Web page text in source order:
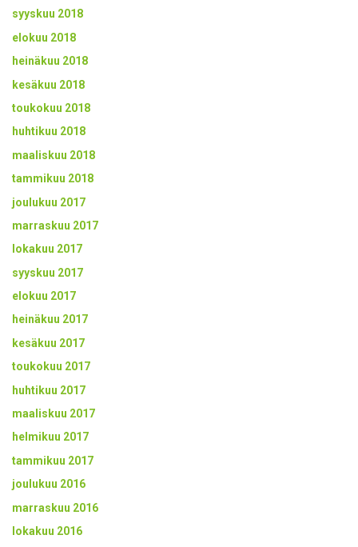
syyskuu 2018
elokuu 2018
heinäkuu 2018
kesäkuu 2018
toukokuu 2018
huhtikuu 2018
maaliskuu 2018
tammikuu 2018
joulukuu 2017
marraskuu 2017
lokakuu 2017
syyskuu 2017
elokuu 2017
heinäkuu 2017
kesäkuu 2017
toukokuu 2017
huhtikuu 2017
maaliskuu 2017
helmikuu 2017
tammikuu 2017
joulukuu 2016
marraskuu 2016
lokakuu 2016